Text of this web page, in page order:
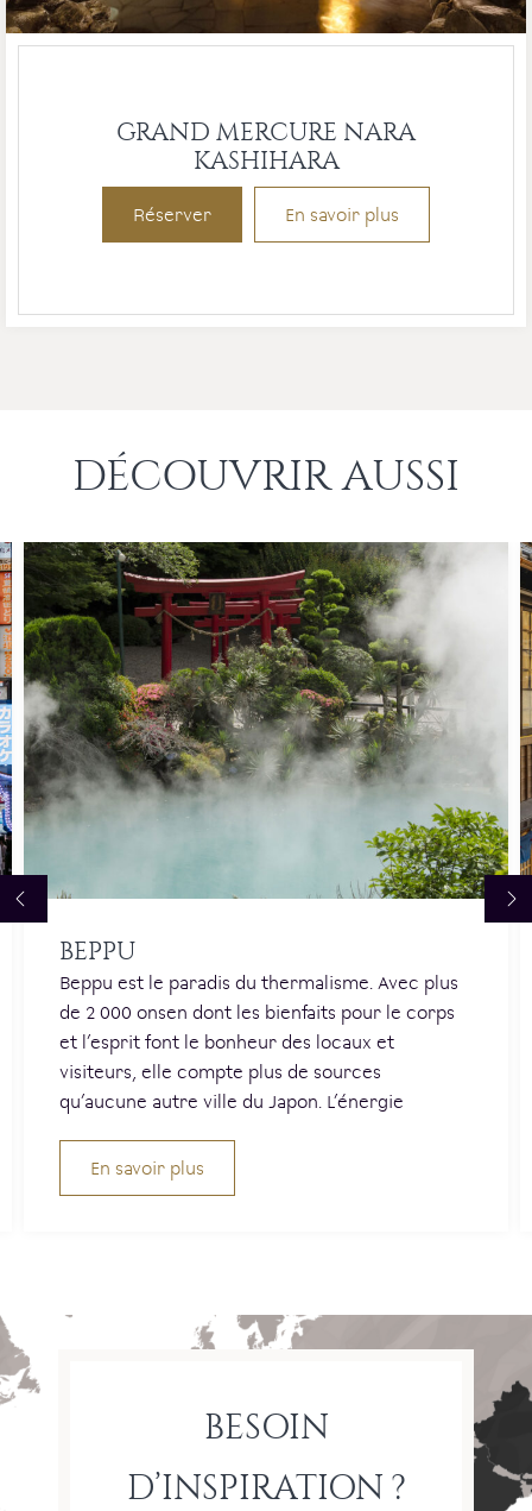
GRAND MERCURE NARA
KASHIHARA
Réserver En savoir plus
DÉCOUVRIR AUSSI
BEPPU
Beppu est le paradis du thermalisme. Avec plus
de 2 000 onsen dont les bienfaits pour le corps
et l’esprit font le bonheur des locaux et
visiteurs, elle compte plus de sources
qu’aucune autre ville du Japon. L’énergie
En savoir plus
BESOIN
D’INSPIRATION ?